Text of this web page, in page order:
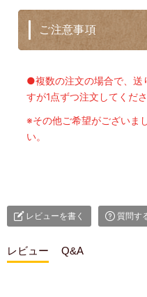
ご注意事項
●複数の注文の場合で、送
すが1点ずつ注文してくださ
※その他ご希望がございま
い。
レビューを書く 質問す
レビュー Q&A